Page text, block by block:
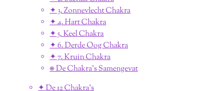
✦ 3. Zonnevlecht Chakra
✦ 4. Hart Chakra
✦ 5. Keel Chakra
✦ 6. Derde Oog Chakra
✦ 7. Kruin Chakra
⎈ De Chakra's Samengevat
✦ De 12 Chakra's